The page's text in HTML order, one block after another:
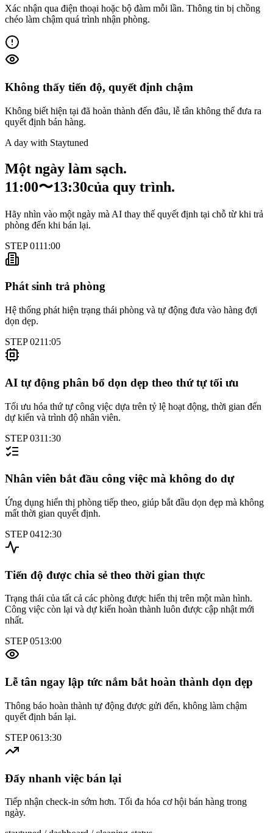
Xác nhận qua điện thoại hoặc bộ đàm mỗi lần. Thông tin bị chồng
chéo làm chậm quá trình nhận phòng.
Không thấy tiến độ, quyết định chậm
Không biết hiện tại đã hoàn thành đến đâu, lễ tân không thể đưa ra
quyết định bán hàng.
A day with Staytuned
Một ngày làm sạch.
11:00〜13:30của quy trình.
Hãy nhìn vào một ngày mà AI thay thế quyết định tại chỗ từ khi trả
phòng đến khi bán lại.
STEP0111:00
Phát sinh trả phòng
Hệ thống phát hiện trạng thái phòng và tự động đưa vào hàng đợi
dọn dẹp.
STEP0211:05
AI tự động phân bổ dọn dẹp theo thứ tự tối ưu
Tối ưu hóa thứ tự công việc dựa trên tỷ lệ hoạt động, thời gian đến
dự kiến và trình độ nhân viên.
STEP0311:30
Nhân viên bắt đầu công việc mà không do dự
Ứng dụng hiển thị phòng tiếp theo, giúp bắt đầu dọn dẹp mà không
mất thời gian quyết định.
STEP0412:30
Tiến độ được chia sẻ theo thời gian thực
Trạng thái của tất cả các phòng được hiển thị trên một màn hình.
Công việc còn lại và dự kiến hoàn thành luôn được cập nhật mới
nhất.
STEP0513:00
Lễ tân ngay lập tức nắm bắt hoàn thành dọn dẹp
Thông báo hoàn thành tự động được gửi đến, không làm chậm
quyết định bán lại.
STEP0613:30
Đẩy nhanh việc bán lại
Tiếp nhận check-in sớm hơn. Tối đa hóa cơ hội bán hàng trong
ngày.